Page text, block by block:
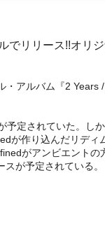
リリース!!オリ
アルバム『2
定されていた。し
が作り込んだリディ
がアンビエントの
が予定されている。